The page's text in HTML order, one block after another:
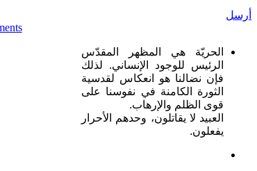
أرسل
الحريّة هي المظهر المقدّس
الرئيس للوجود الإنساني. لذلك
فإن نضالنا هو انعكاس لقدسية
الثورة الكامنة في نفوسنا على
قوى الظلم والإرهاب.
العبيد لا يقاتلون، وحدهم الأحرار
يفعلون.